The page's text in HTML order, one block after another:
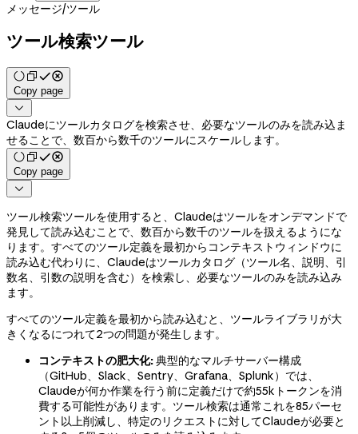
メッセージ/ツール
ツール検索ツール
Copy page

Claudeにツールカタログを検索させ、必要なツールのみを読み込ま
せることで、数百から数千のツールにスケールします。
Copy page

ツール検索ツールを使用すると、Claudeはツールをオンデマンドで
発見して読み込むことで、数百から数千のツールを扱えるようにな
ります。すべてのツール定義を最初からコンテキストウィンドウに
読み込む代わりに、Claudeはツールカタログ（ツール名、説明、引
数名、引数の説明を含む）を検索し、必要なツールのみを読み込み
ます。
すべてのツール定義を最初から読み込むと、ツールライブラリが大
きくなるにつれて2つの問題が発生します。
コンテキストの肥大化:典型的なマルチサーバー構成
（GitHub、Slack、Sentry、Grafana、Splunk）では、
Claudeが何か作業を行う前に定義だけで約55kトークンを消
費する可能性があります。ツール検索は通常これを85パーセ
ント以上削減し、特定のリクエストに対してClaudeが必要と